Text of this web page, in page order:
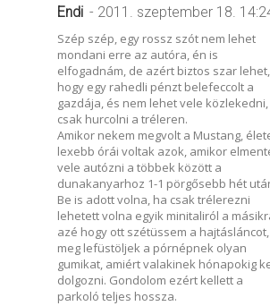
Endi - 2011. szeptember 18.
Szép szép, egy rossz szót nem lehet
mondani erre az autóra, én is
elfogadnám, de azért biztos szar lehet,
hogy egy rahedli pénzt belefeccolt a
gazdája, és nem lehet vele közlekedni,
csak hurcolni a tréleren.
Amikor nekem megvolt a Mustang,
lexebb órái voltak azok, amikor
vele autózni a többek között a
dunakanyarhoz 1-1 pörgősebb hét
Be is adott volna, ha csak trélerezni
lehetett volna egyik minitaliról a
azé hogy ott szétüssem a hajtásláncot,
meg lefüstöljek a pórnépnek olyan
gumikat, amiért valakinek hónapokig
dolgozni. Gondolom ezért kellett a
parkoló teljes hossza.